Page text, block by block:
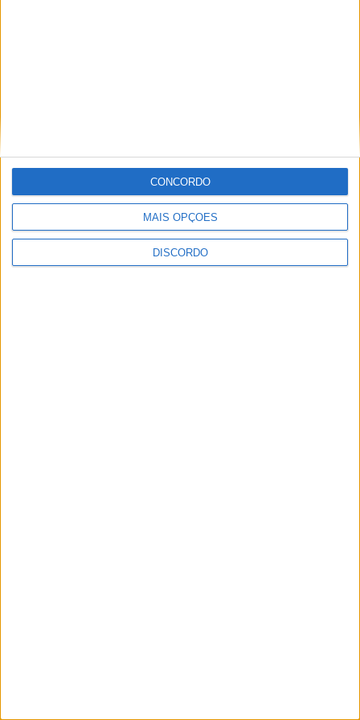
MAIS OPÇÕES
DISCORDO
CONCORDO
7 AGOSTO, 2026
Vieira do Minho Recebe Festival de
Folclore este fim de semana
7 AGOSTO, 2026